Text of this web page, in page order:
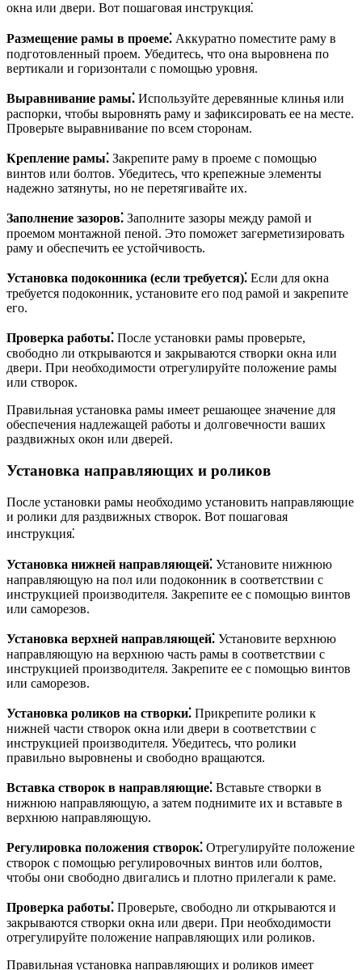
окна или двери. Вот пошаговая инструкция⁚
Размещение рамы в проеме⁚ Аккуратно поместите раму в
подготовленный проем. Убедитесь, что она выровнена по
вертикали и горизонтали с помощью уровня.
Выравнивание рамы⁚ Используйте деревянные клинья или
распорки, чтобы выровнять раму и зафиксировать ее на месте.
Проверьте выравнивание по всем сторонам.
Крепление рамы⁚ Закрепите раму в проеме с помощью
винтов или болтов. Убедитесь, что крепежные элементы
надежно затянуты, но не перетягивайте их.
Заполнение зазоров⁚ Заполните зазоры между рамой и
проемом монтажной пеной. Это поможет загерметизировать
раму и обеспечить ее устойчивость.
Установка подоконника (если требуется)⁚ Если для окна
требуется подоконник, установите его под рамой и закрепите
его.
Проверка работы⁚ После установки рамы проверьте,
свободно ли открываются и закрываются створки окна или
двери. При необходимости отрегулируйте положение рамы
или створок.
Правильная установка рамы имеет решающее значение для
обеспечения надлежащей работы и долговечности ваших
раздвижных окон или дверей.
Установка направляющих и роликов
После установки рамы необходимо установить направляющие
и ролики для раздвижных створок. Вот пошаговая
инструкция⁚
Установка нижней направляющей⁚ Установите нижнюю
направляющую на пол или подоконник в соответствии с
инструкцией производителя. Закрепите ее с помощью винтов
или саморезов.
Установка верхней направляющей⁚ Установите верхнюю
направляющую на верхнюю часть рамы в соответствии с
инструкцией производителя. Закрепите ее с помощью винтов
или саморезов.
Установка роликов на створки⁚ Прикрепите ролики к
нижней части створок окна или двери в соответствии с
инструкцией производителя. Убедитесь, что ролики
правильно выровнены и свободно вращаются.
Вставка створок в направляющие⁚ Вставьте створки в
нижнюю направляющую, а затем поднимите их и вставьте в
верхнюю направляющую.
Регулировка положения створок⁚ Отрегулируйте положение
створок с помощью регулировочных винтов или болтов,
чтобы они свободно двигались и плотно прилегали к раме.
Проверка работы⁚ Проверьте, свободно ли открываются и
закрываются створки окна или двери. При необходимости
отрегулируйте положение направляющих или роликов.
Правильная установка направляющих и роликов имеет